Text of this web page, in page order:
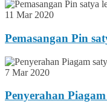
11 Mar 2020
Pemasangan Pin
7 Mar 2020
Penyerahan